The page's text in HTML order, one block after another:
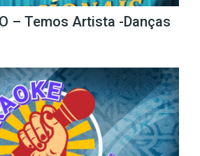
– Temos Artista -Danças